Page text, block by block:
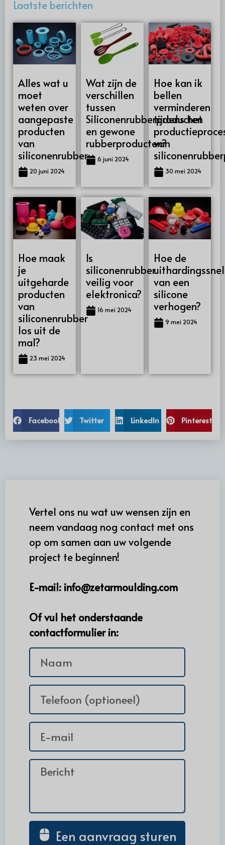
Laatste berichten
Alles wat u
moet
weten over
aangepaste
producten
van
siliconenrubber
20 juni 2024
Wat zijn de
verschillen
tussen
Siliconenrubberproducten
en gewone
rubberproducten?
6 juni 2024
Hoe kan ik
bellen
verminderen
tijdens het
van
30 mei 2024
Hoe maak
je
uitgeharde
producten
van
siliconenrubber
los uit de
mal?
23 mei 2024
Is
siliconenrubber
veilig voor
elektronica?
16 mei 2024
Hoe de
van een
silicone
verhogen?
9 mei 2024
Facebook Twitter LinkedIn Pinterest
Vertel ons nu wat uw wensen zijn en
neem vandaag nog contact met ons
op om samen aan uw volgende
project te beginnen!
E-mail: info@zetarmoulding.com
Of vul het onderstaande
contactformulier in:
Een aanvraag sturen